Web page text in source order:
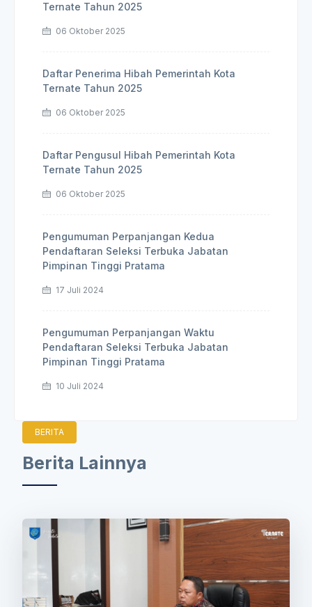
Ternate Tahun 2025
06 Oktober 2025
Daftar Penerima Hibah Pemerintah Kota
Ternate Tahun 2025
06 Oktober 2025
Daftar Pengusul Hibah Pemerintah Kota
Ternate Tahun 2025
06 Oktober 2025
Pengumuman Perpanjangan Kedua
Pendaftaran Seleksi Terbuka Jabatan
Pimpinan Tinggi Pratama
17 Juli 2024
Pengumuman Perpanjangan Waktu
Pendaftaran Seleksi Terbuka Jabatan
Pimpinan Tinggi Pratama
10 Juli 2024
BERITA
Berita Lainnya